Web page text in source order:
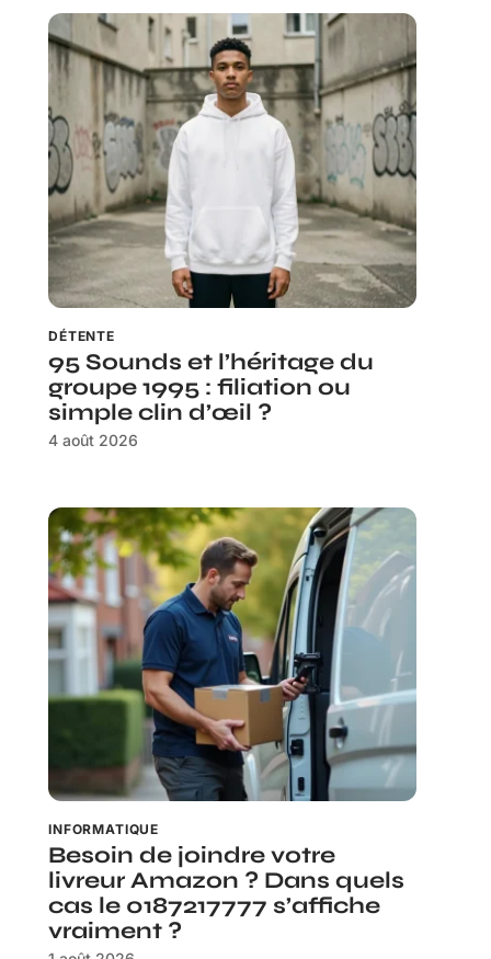
DÉTENTE
95 Sounds et l’héritage du
groupe 1995 : filiation ou
simple clin d’œil ?
4 août 2026
INFORMATIQUE
Besoin de joindre votre
livreur Amazon ? Dans quels
cas le 0187217777 s’affiche
vraiment ?